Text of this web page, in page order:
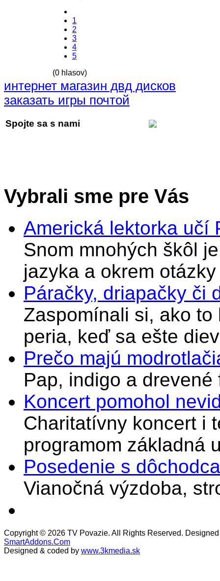
1
2
3
4
5
(0 hlasov)
интернет магазин двд дисков
заказать игры почтой
Spojte sa s nami
Vybrali sme pre Vás
Americká lektorka učí
Snom mnohých škôl
jazyka a okrem
Páračky, driapačky či
Zaspomínali si, ako
peria, keď sa ešte
Prečo majú
Pap, indigo a drevené
Koncert pomohol
Charitatívny koncert i
programom základná
Posedenie s
Vianočná výzdoba,
Copyright © 2026 TV Povazie. All Rights Reserved.
SmartAddons.Com
Designed & coded by www.3kmedia.sk